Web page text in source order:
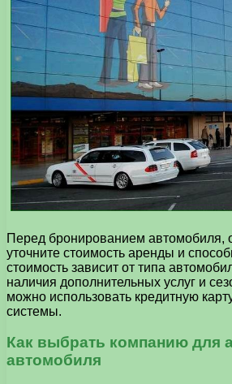
Перед бронированием автомобиля,
уточните стоимость аренды и
стоимость зависит от типа
наличия дополнительных услуг и
можно использовать кредитную
системы.
Как выбрать компанию для
автомобиля